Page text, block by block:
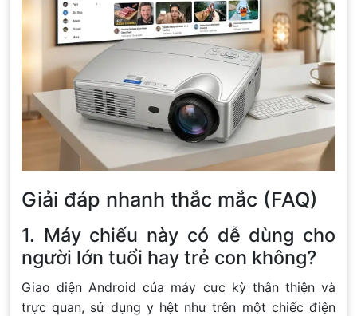
Giải đáp nhanh thắc mắc (FAQ)
1. Máy chiếu này có dễ dùng cho
người lớn tuổi hay trẻ con không?
Giao diện Android của máy cực kỳ thân thiện và
trực quan, sử dụng y hệt như trên một chiếc điện